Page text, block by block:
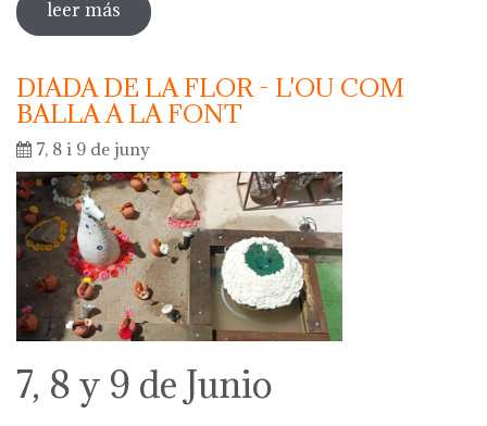
leer más sobre 75 "festa del càntir"
DIADA DE LA FLOR - L'OU COM
BALLA A LA FONT
7, 8 i 9 de juny
7, 8 y 9 de Junio